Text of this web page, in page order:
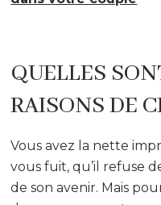
QUELLES
RAISONS DE
Vous avez la nette
vous fuit, qu’il refuse
de son avenir. Mais